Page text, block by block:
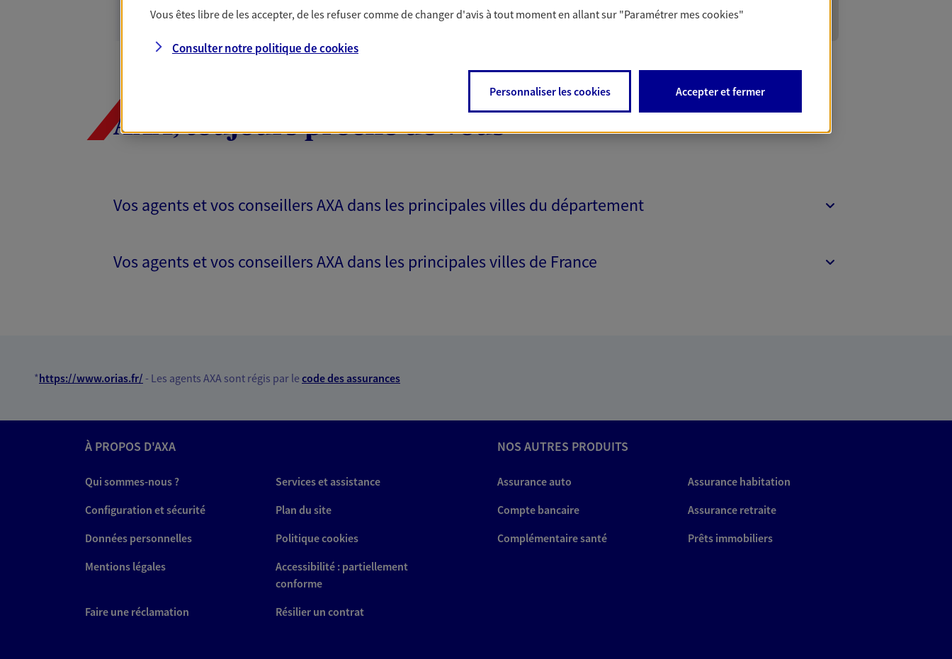
PRENDRE RENDEZ-VOUS
AXA, toujours proche de vous
Vos agents et vos conseillers AXA dans les principales villes du département
Vos agents et vos conseillers AXA dans les principales villes de France
*https://www.orias.fr/ - Les agents AXA sont régis par lecode des assurances
À PROPOS D'AXA
Qui sommes-nous ?
Services et assistance
Configuration et sécurité
Plan du site
Données personnelles
Politique cookies
Mentions légales
Accessibilité : partiellement
conforme
Faire une réclamation
Résilier un contrat
NOS AUTRES PRODUITS
Assurance auto
Assurance habitation
Compte bancaire
Assurance retraite
Complémentaire santé
Prêts immobiliers
Vous êtes libre de les accepter, de les refuser comme de changer d'avis à tout moment en allant sur "Paramétrer mescookies"
Consulter notre politique decookies
Personnaliser les cookies Accepter et fermer